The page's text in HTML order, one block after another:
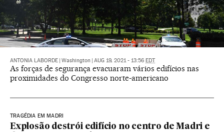
ANTONIA LABORDE Washington AUG 19, 2021 - 13:56 EDT
As forças de segurança evacuaram vários edifícios nas
proximidades do Congresso norte-americano
TRAGÉDIA EM MADRI
Explosão destrói edifício no centro de Madri e